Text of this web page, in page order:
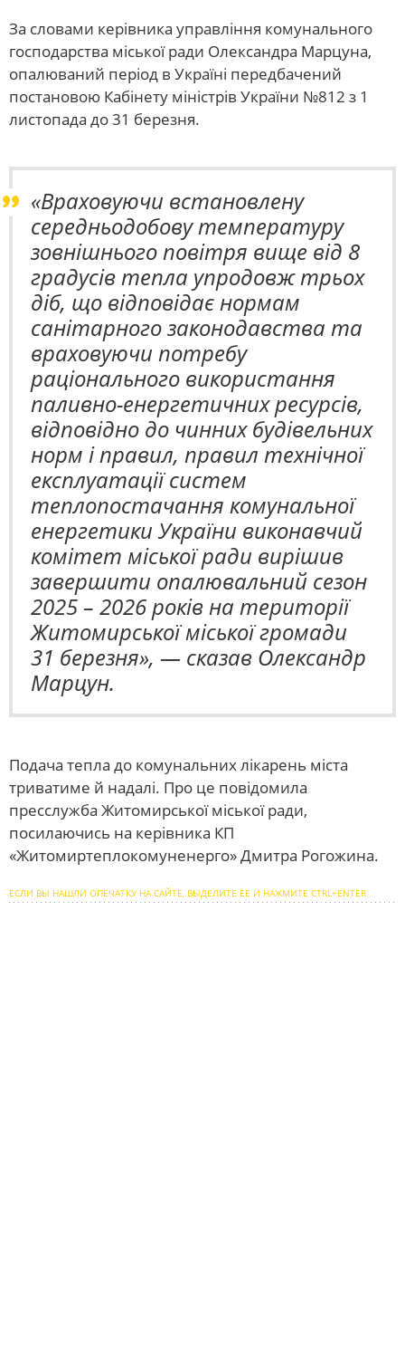
За словами керівника управління комунального
господарства міської ради Олександра Марцуна,
опалюваний період в Україні передбачений
постановою Кабінету міністрів України №812 з 1
листопада до 31 березня.
«Враховуючи встановлену
середньодобову температуру
зовнішнього повітря вище від 8
градусів тепла упродовж трьох
діб, що відповідає нормам
санітарного законодавства та
враховуючи потребу
раціонального використання
паливно-енергетичних ресурсів,
відповідно до чинних будівельних
норм і правил, правил технічної
експлуатації систем
теплопостачання комунальної
енергетики України виконавчий
комітет міської ради вирішив
завершити опалювальний сезон
2025 – 2026 років на території
Житомирської міської громади
31 березня», — сказав Олександр
Марцун.
Подача тепла до комунальних лікарень міста
триватиме й надалі. Про це повідомила
пресслужба Житомирської міської ради,
посилаючись на керівника КП
«Житомиртеплокомуненерго» Дмитра Рогожина.
ЕСЛИ ВЫ НАШЛИ ОПЕЧАТКУ НА САЙТЕ, ВЫДЕЛИТЕ ЕЕ И НАЖМИТЕ CTRL+ENTER